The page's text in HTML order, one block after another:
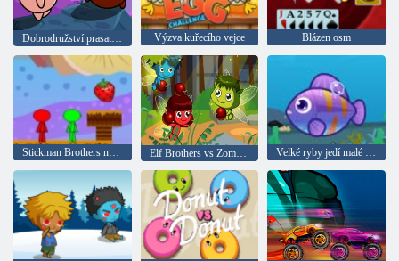
Dobrodružství prasat bratří Výzva kuřecího vejce Blázen osm
Stickman Brothers na Fruit Island 2 Elf Brothers vs Zombies Velké ryby jedí malé ryby 2